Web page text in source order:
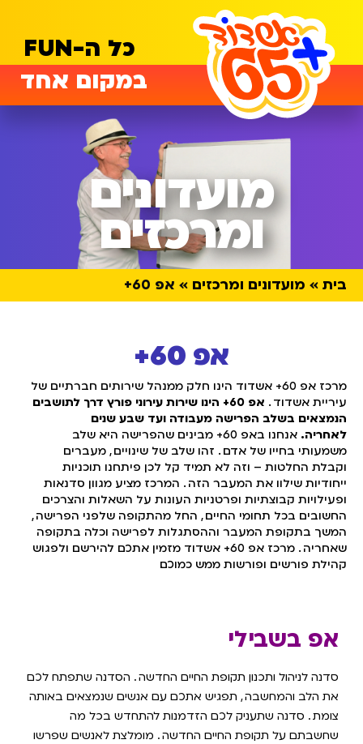
כל ה-FUN
במקום אחד
מועדונים
ומרכזים
בית מועדונים ומרכזים אפ 60+
אפ 60+
מרכז אפ 60+ אשדוד הינו חלק ממנהל שירותים חברתיים של
עיריית אשדוד .
אפ 60+ הינו שירות עירוני פורץ דרך לתושבים
הנמצאים בשלב הפרישה מעבודה ועד שבע שנים
לאחריה.
אנחנו באפ 60+ מבינים שהפרישה היא שלב
משמעותי בחייו של אדם . זהו שלב של שינויים, מעברים
וקבלת החלטות – וזה לא תמיד קל לכן פיתחנו תוכניות
ייחודיות שילוו את המעבר הזה . המרכז מציע מגוון סדנאות
ופעילויות קבוצתיות ופרטניות העונות על השאלות והצרכים
החשובים בכל תחומי החיים, החל מהתקופה שלפני הפרישה,
המשך בתקופת המעבר וההסתגלות לפרישה וכלה בתקופה
שאחריה .
מרכז אפ 60+ אשדוד מזמין אתכם להירשם ולפגוש
קהילת פורשים ופורשות ממש כמוכם.
אפ בשבילי
סדנה לניהול ותכנון תקופת החיים החדשה. הסדנה שתפתח לכם
את הלב והמחשבה, תפגיש אתכם עם אנשים שנמצאים באותה
צומת. סדנה שתעניק לכם הזדמנות להתחדש בכל מה
שחשבתם על תקופת החיים החדשה. מומלצת לאנשים שפרשו